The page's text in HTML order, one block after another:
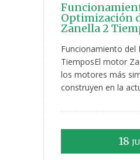
Optimización
Zanella 2
Funcionamiento
TiemposEl motor
los motores más
construyen en la
18